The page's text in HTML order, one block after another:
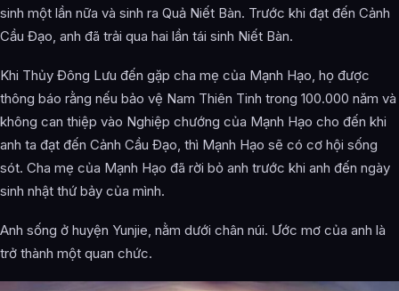
sinh một lần nữa và sinh ra Quả Niết Bàn. Trước khi đạt đến Cảnh
Cầu Đạo, anh đã trải qua hai lần tái sinh Niết Bàn.
Khi Thủy Đông Lưu đến gặp cha mẹ của Mạnh Hạo, họ được
thông báo rằng nếu bảo vệ Nam Thiên Tinh trong 100.000 năm và
không can thiệp vào Nghiệp chướng của Mạnh Hạo cho đến khi
anh ta đạt đến Cảnh Cầu Đạo, thì Mạnh Hạo sẽ có cơ hội sống
sót. Cha mẹ của Mạnh Hạo đã rời bỏ anh trước khi anh đến ngày
sinh nhật thứ bảy của mình.
Anh sống ở huyện Yunjie, nằm dưới chân núi. Ước mơ của anh là
trở thành một quan chức.